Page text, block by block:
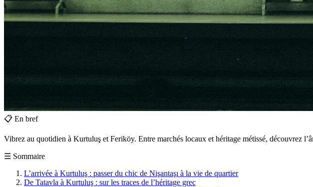
📋 En bref
Vibrez au quotidien à Kurtuluş et Feriköy. Entre marchés locaux et héritage métissé, découvrez
☰ Sommaire
L’arrivée à Kurtuluş : passer du chic de Nişantaşı à la vie de quartier
De Tatavla à Kurtuluş : sur les traces de l’héritage grec